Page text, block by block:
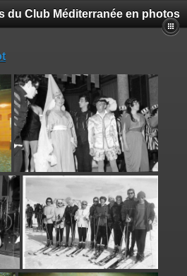
du Club Méditerranée en photos